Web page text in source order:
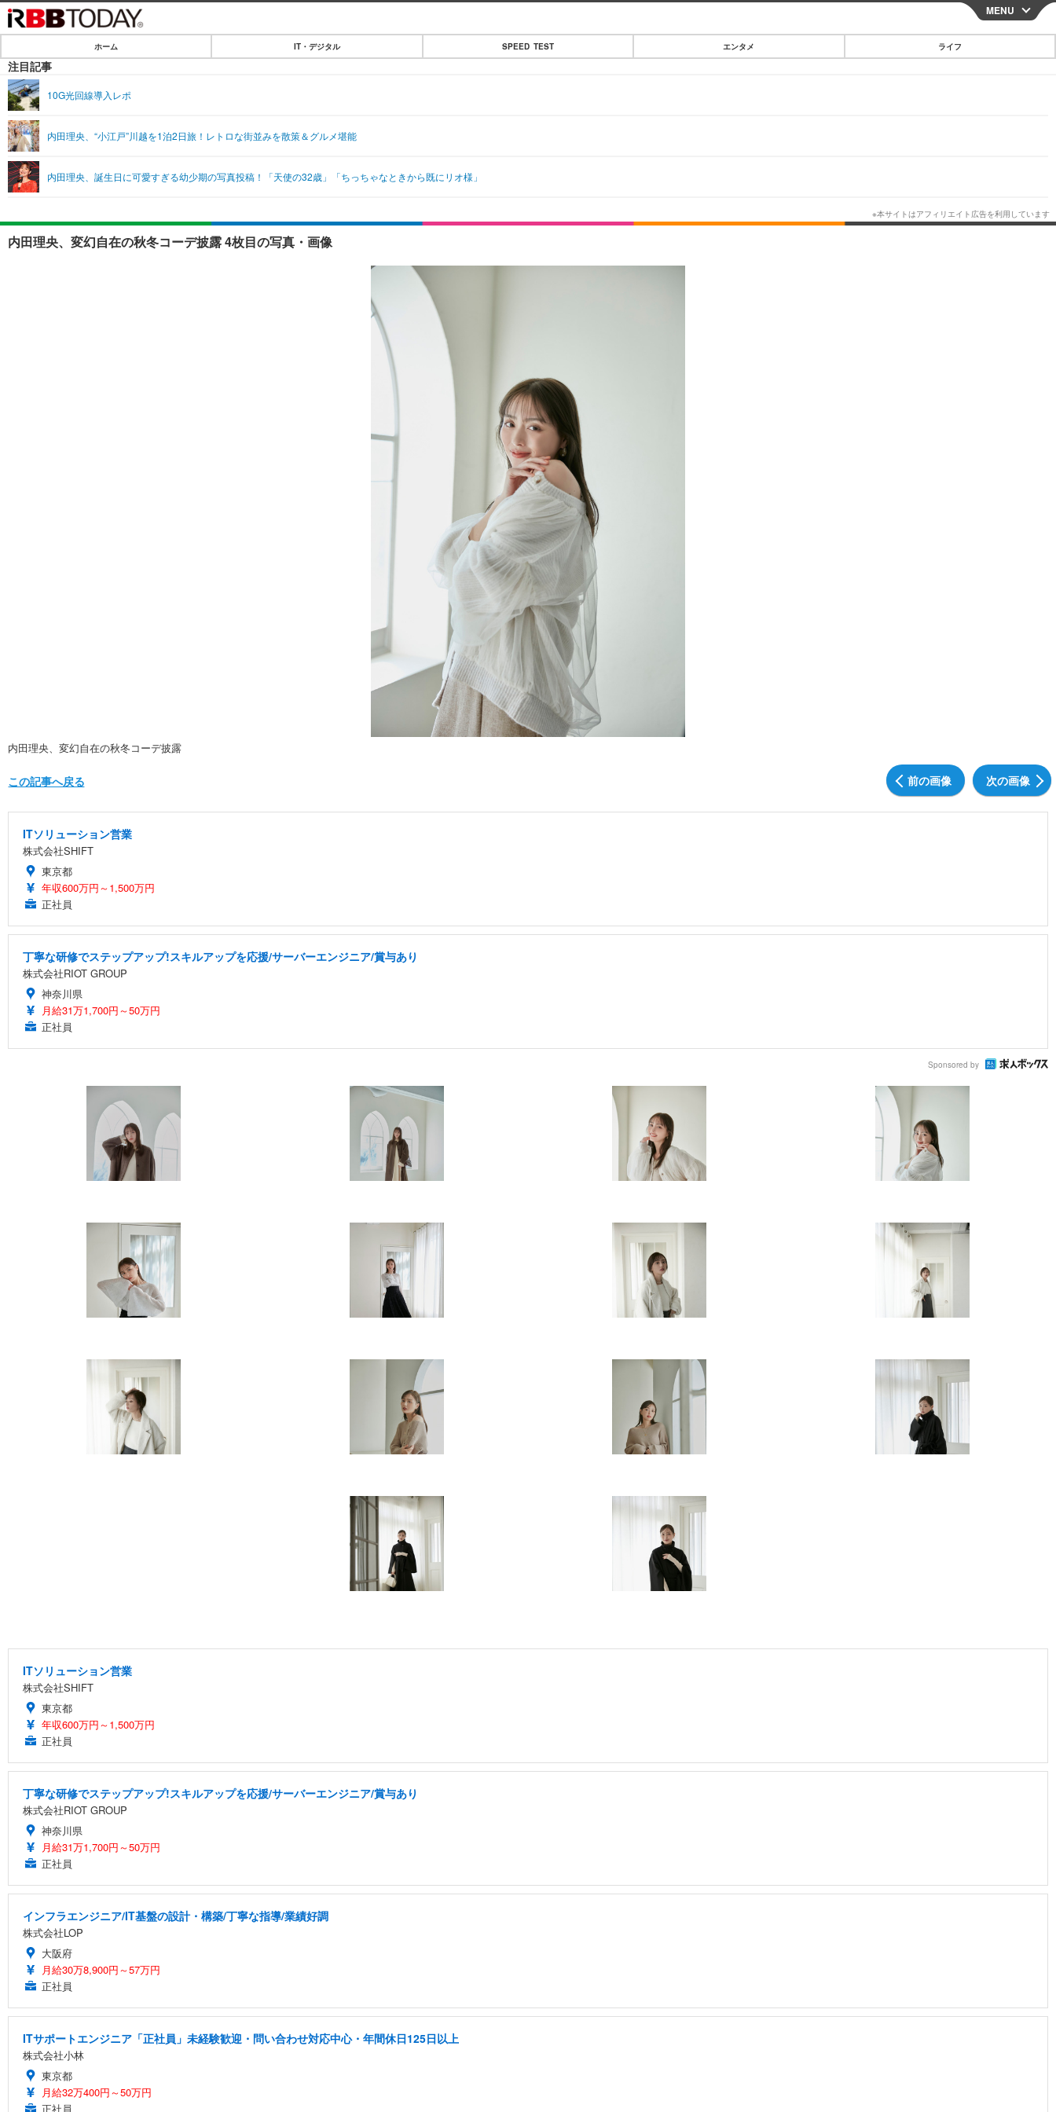
CLOSE
IT・デジタル
ショッピング
SPEED TEST
エンタメ
エンタメTOP
音楽
ライフ
ライフTOP グルメ
ペット
リリース一覧
MENU
ホーム IT・デジタル SPEED TEST エンタメ ライフ
注目記事
10G光回線導入レポ
内田理央、“小江戸”川越を1泊2日旅！レトロな街並みを散策＆グルメ堪能
内田理央、誕生日に可愛すぎる幼少期の写真投稿！「天使の32歳」「ちっちゃなときから既にリオ様」
内田理央、変幻自在の秋冬コーデ披露 4枚目の写真・画像
内田理央、変幻自在の秋冬コーデ披露
前の画像 次の画像
この記事へ戻る
ITソリューション営業
株式会社SHIFT
東京都
年収600万円～1,500万円
正社員
丁寧な研修でステップアップ!スキルアップを応援/サーバーエンジニア/賞与あり
株式会社RIOT GROUP
神奈川県
月給31万1,700円～50万円
正社員
Sponsored by
ITソリューション営業
株式会社SHIFT
東京都
年収600万円～1,500万円
正社員
丁寧な研修でステップアップ!スキルアップを応援/サーバーエンジニア/賞与あり
株式会社RIOT GROUP
神奈川県
月給31万1,700円～50万円
正社員
インフラエンジニア/IT基盤の設計・構築/丁寧な指導/業績好調
株式会社LOP
大阪府
月給30万8,900円～57万円
正社員
ITサポートエンジニア「正社員」未経験歓迎・問い合わせ対応中心・年間休日125日以上
株式会社小林
東京都
月給32万400円～50万円
正社員